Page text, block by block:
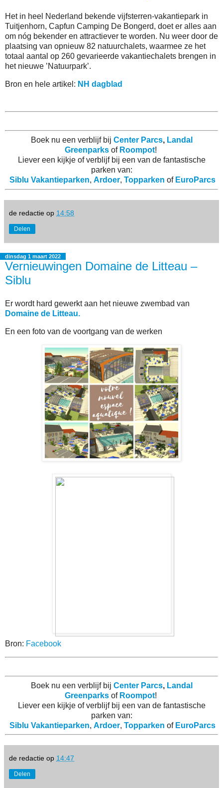
Het in heel Nederland bekende vijfsterren-vakantiepark in
Tuitjenhorn, Capfun Camping De Bongerd, doet er alles aan
om nóg bekender en attractiever te worden. Nu weer door de
plaatsing van opnieuw 82 natuurchalets, waarmee ze het
totaal aantal op 260 gevarieerde vakantiechalets brengen in
het nieuwe ’Natuurpark’.
Bron en hele artikel: NH dagblad
Boek nu een verblijf bij Center Parcs, Landal
Greenparksof Roompot!
Liever een kijkje of verblijf bij een van de fantastische
parken van:
Siblu Vakantieparken, Ardoer, Topparken of EuroParcs
de redactie op 14:58
Delen
dinsdag 1 maart 2022
Vernieuwingen Domaine de Litteau –
Siblu
Er wordt hard gewerkt aan het nieuwe zwembad van
Domaine de Litteau.
En een foto van de voortgang van de werken
Bron: Facebook
Boek nu een verblijf bij Center Parcs, Landal
Greenparksof Roompot!
Liever een kijkje of verblijf bij een van de fantastische
parken van:
Siblu Vakantieparken, Ardoer, Topparken of EuroParcs
de redactie op 14:47
Delen